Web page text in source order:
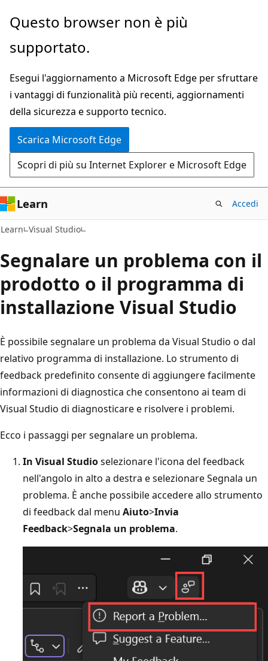
Ignora
passa
contenuto
principale
Questo browser non è più
supportato.
Esegui l'aggiornamento a Microsoft Edge per sfruttare
i vantaggi di funzionalità più recenti, aggiornamenti
della sicurezza e supporto tecnico.
Scarica Microsoft Edge
Scopri di più su Internet Explorer e Microsoft Edge
Learn Accedi
Learn Visual Studio
Segnalare un problema con il
prodotto o il programma di
installazione Visual Studio
È possibile segnalare un problema da Visual Studio o dal
relativo programma di installazione. Lo strumento di
feedback predefinito consente di aggiungere facilmente
informazioni di diagnostica che consentono ai team di
Visual Studio di diagnosticare e risolvere i problemi.
Ecco i passaggi per segnalare un problema.
In Visual Studioselezionare l'icona del feedback
nell'angolo in alto a destra e selezionare Segnala un
problema. È anche possibile accedere allo strumento
di feedback dal menu Aiuto>Invia
Feedback>Segnala un problema.